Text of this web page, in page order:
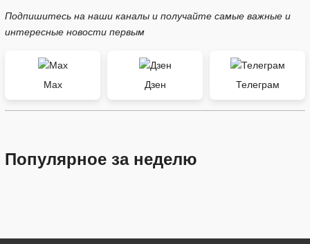
Подпишитесь на наши каналы и получайте самые важные и
интересные новости первым
Max Дзен Телеграм
Популярное за неделю